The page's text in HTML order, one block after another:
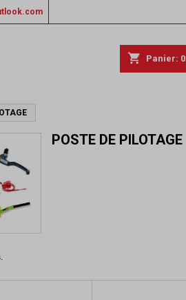
shopping_cart Panier: 0
POSTE DE PILOTAGE